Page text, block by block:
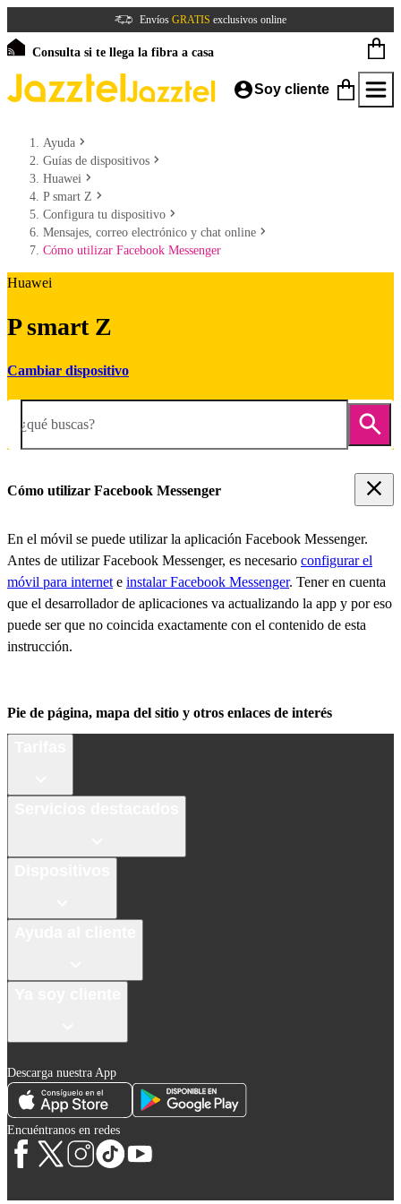
Envíos GRATIS exclusivos online
Consulta si te llega la fibra a casa
Soy cliente
Ayuda
Guías de dispositivos
Huawei
P smart Z
Configura tu dispositivo
Mensajes, correo electrónico y chat online
Cómo utilizar Facebook Messenger
Huawei
P smart Z
Cambiar dispositivo
¿qué buscas?
Cómo utilizar Facebook Messenger
En el móvil se puede utilizar la aplicación Facebook Messenger.
Antes de utilizar Facebook Messenger, es necesario configurar el
móvil para internet e instalar Facebook Messenger. Tener en cuenta
que el desarrollador de aplicaciones va actualizando la app y por eso
puede ser que no coincida exactamente con el contenido de esta
instrucción.
Pie de página, mapa del sitio y otros enlaces de interés
Descarga nuestra App
Encuéntranos en redes